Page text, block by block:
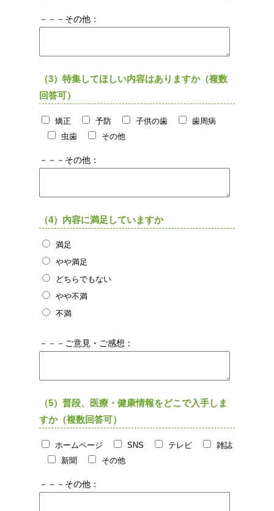
－－－その他：
（3）特集してほしい内容はありますか（複数
回答可）
矯正 予防 子供の歯
歯周病
虫歯
その他
－－－その他：
（4）内容に満足していますか
満足
やや満足
どちらでもない
やや不満
不満
－－－ご意見・ご感想：
（5）普段、医療・健康情報をどこで入手しま
すか（複数回答可）
ホームページ SNS テレビ
雑誌
新聞
その他
－－－その他：